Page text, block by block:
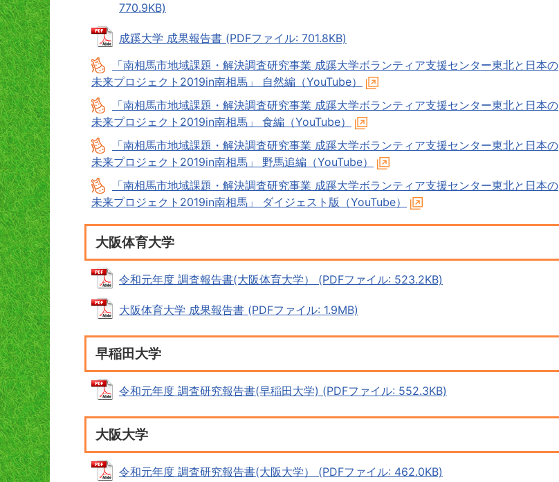
770.9KB)
成蹊大学 成果報告書 (PDFファイル: 701.8KB)
「南相馬市地域課題・解決調査研究事業 成蹊大学ボランティア支援センター東北と日本の
未来プロジェクト2019in南相馬」 自然編（YouTube）
「南相馬市地域課題・解決調査研究事業 成蹊大学ボランティア支援センター東北と日本の
未来プロジェクト2019in南相馬」 食編（YouTube）
「南相馬市地域課題・解決調査研究事業 成蹊大学ボランティア支援センター東北と日本の
未来プロジェクト2019in南相馬」 野馬追編（YouTube）
「南相馬市地域課題・解決調査研究事業 成蹊大学ボランティア支援センター東北と日本の
未来プロジェクト2019in南相馬」 ダイジェスト版（YouTube）
大阪体育大学
令和元年度 調査報告書(大阪体育大学） (PDFファイル: 523.2KB)
大阪体育大学 成果報告書 (PDFファイル: 1.9MB)
早稲田大学
令和元年度 調査研究報告書(早稲田大学) (PDFファイル: 552.3KB)
大阪大学
令和元年度 調査研究報告書(大阪大学） (PDFファイル: 462.0KB)